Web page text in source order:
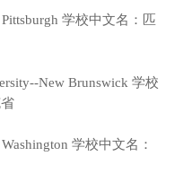
学校中文名：匹
New Brunswick 学校
学校中文名：